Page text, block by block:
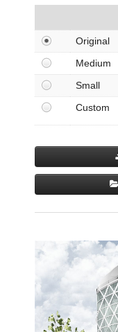
Original
Medium
Small
Custom